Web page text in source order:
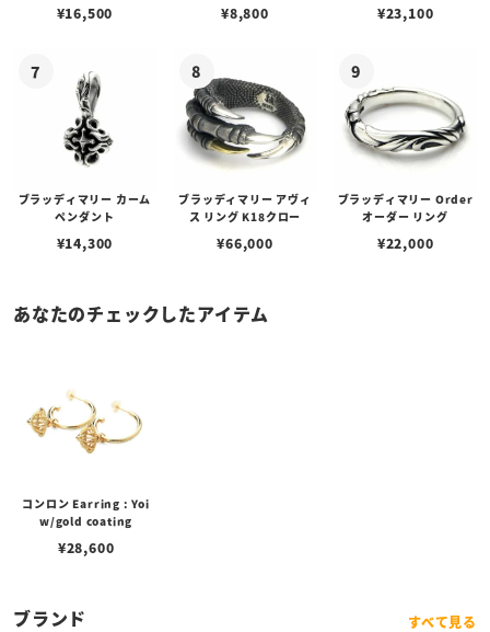
¥16,500 ¥8,800 ¥23,100
ブラッディマリー カーム
ペンダント
¥14,300
ブラッディマリー アヴィ
ス リング K18クロー
¥66,000
ブラッディマリー Order
オーダー リング
¥22,000
あなたのチェックしたアイテム
コンロン Earring : Yoi
w/gold coating
¥28,600
ブランド すべて見る